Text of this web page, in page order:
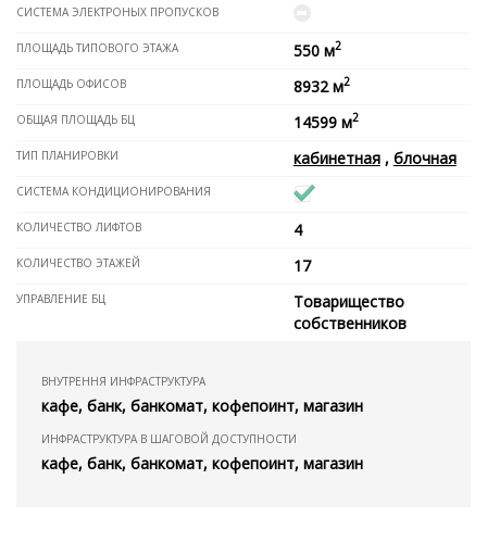
СИСТЕМА ЭЛЕКТРОНЫХ ПРОПУСКОВ
ПЛОЩАДЬ ТИПОВОГО ЭТАЖА 550 м2
ПЛОЩАДЬ ОФИСОВ 8932 м2
ОБЩАЯ ПЛОЩАДЬ БЦ 14599 м2
ТИП ПЛАНИРОВКИ кабинетная, блочная
СИСТЕМА КОНДИЦИОНИРОВАНИЯ
КОЛИЧЕСТВО ЛИФТОВ 4
КОЛИЧЕСТВО ЭТАЖЕЙ 17
УПРАВЛЕНИЕ БЦ
Товарищество
собственников
ВНУТРЕННЯ ИНФРАСТРУКТУРА
кафе, банк, банкомат, кофепоинт, магазин
ИНФРАСТРУКТУРА В ШАГОВОЙ ДОСТУПНОСТИ
кафе, банк, банкомат, кофепоинт, магазин